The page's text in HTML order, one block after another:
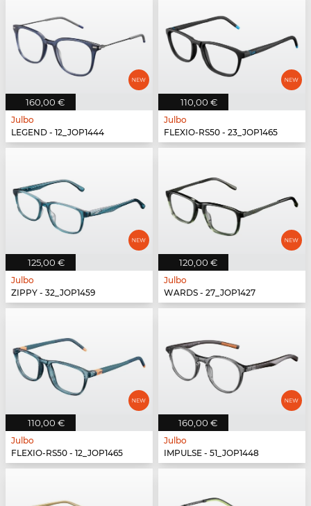
160,00 €
Julbo
LEGEND - 12_JOP1444
110,00 €
Julbo
FLEXIO-RS50 - 23_JOP1465
125,00 €
Julbo
ZIPPY - 32_JOP1459
120,00 €
Julbo
WARDS - 27_JOP1427
110,00 €
Julbo
FLEXIO-RS50 - 12_JOP1465
160,00 €
Julbo
IMPULSE - 51_JOP1448